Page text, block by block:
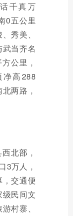
千真万
0五公里
秀美、
当齐名
公里，
高288
两路，
北部，
3万人，
交通便
民间文
村寨、